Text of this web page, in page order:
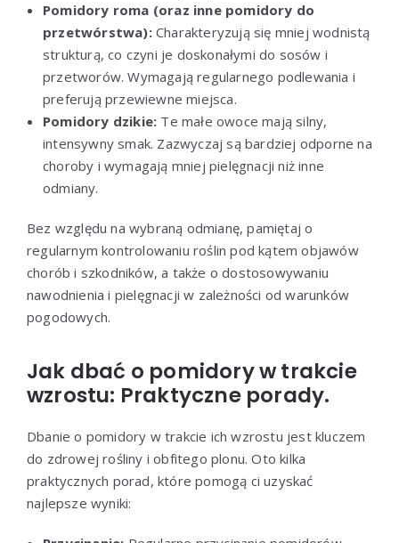
Pomidory roma (oraz inne pomidory do
przetwórstwa):Charakteryzują się mniej wodnistą
strukturą, co czyni je doskonałymi do sosów i
przetworów. Wymagają regularnego podlewania i
preferują przewiewne miejsca.
Pomidory dzikie: Te małe owoce mają silny,
intensywny smak. Zazwyczaj są bardziej odporne na
choroby i wymagają mniej pielęgnacji niż inne
odmiany.
Bez względu na wybraną odmianę, pamiętaj o
regularnym kontrolowaniu roślin pod kątem objawów
chorób i szkodników, a także o dostosowywaniu
nawodnienia i pielęgnacji w zależności od warunków
pogodowych.
Jak dbać o pomidory w trakcie
wzrostu: Praktyczne porady.
Dbanie o pomidory w trakcie ich wzrostu jest kluczem
do zdrowej rośliny i obfitego plonu. Oto kilka
praktycznych porad, które pomogą ci uzyskać
najlepsze wyniki: